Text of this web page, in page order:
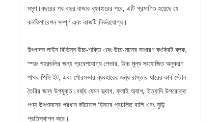
মসৃণ।বছরের পর বছর বাজার ব্যবহারের পরে, এটি প্রমাণিত হয়েছে যে
কনফিগারেশন সম্পূর্ণ এবং কাজটি নির্ভরযোগ্য।
উৎপাদন লাইন বিভিন্ন উচ্চ-শক্তি এবং উচ্চ-মানের সাধারণ কংক্রিট ব্লক,
স্পঞ্জ শহরগুলির জন্য প্রবেশযোগ্য পেভার, উচ্চ মূল্য সংযোজিত অনুকরণ
পাথর পিসি ইট, এবং পৌরসভার ব্যবহারের জন্য রাস্তার ধারের কার্ব স্টোন
তৈরির জন্য উপযুক্ত।বর্জ্য যেমন স্ল্যাগ, ফ্লাই অ্যাশ, ইত্যাদি উপরোক্ত
পণ্য উৎপাদনের প্রধান কাঁচামাল হিসাবে প্রচলিত বালি এবং নুড়ি
প্রতিস্থাপন করে।